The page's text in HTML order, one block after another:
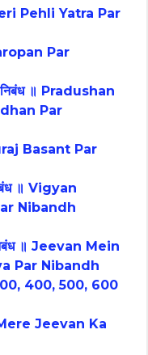
Meri Pehli Yatra Par
Par
निबंध ॥ Pradushan
Par
Basant Par
॥ Vigyan
Nibandh
॥ Jeevan Mein
Par Nibandh
300, 400, 500, 600
Mere Jeevan Ka